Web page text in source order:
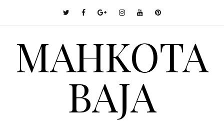
MAHKOTA
BAJA